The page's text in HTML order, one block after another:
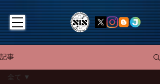
記事
全て